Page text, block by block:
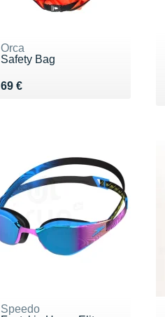
Orca
Safety Bag
69 €
Vendu 69 €
Speedo